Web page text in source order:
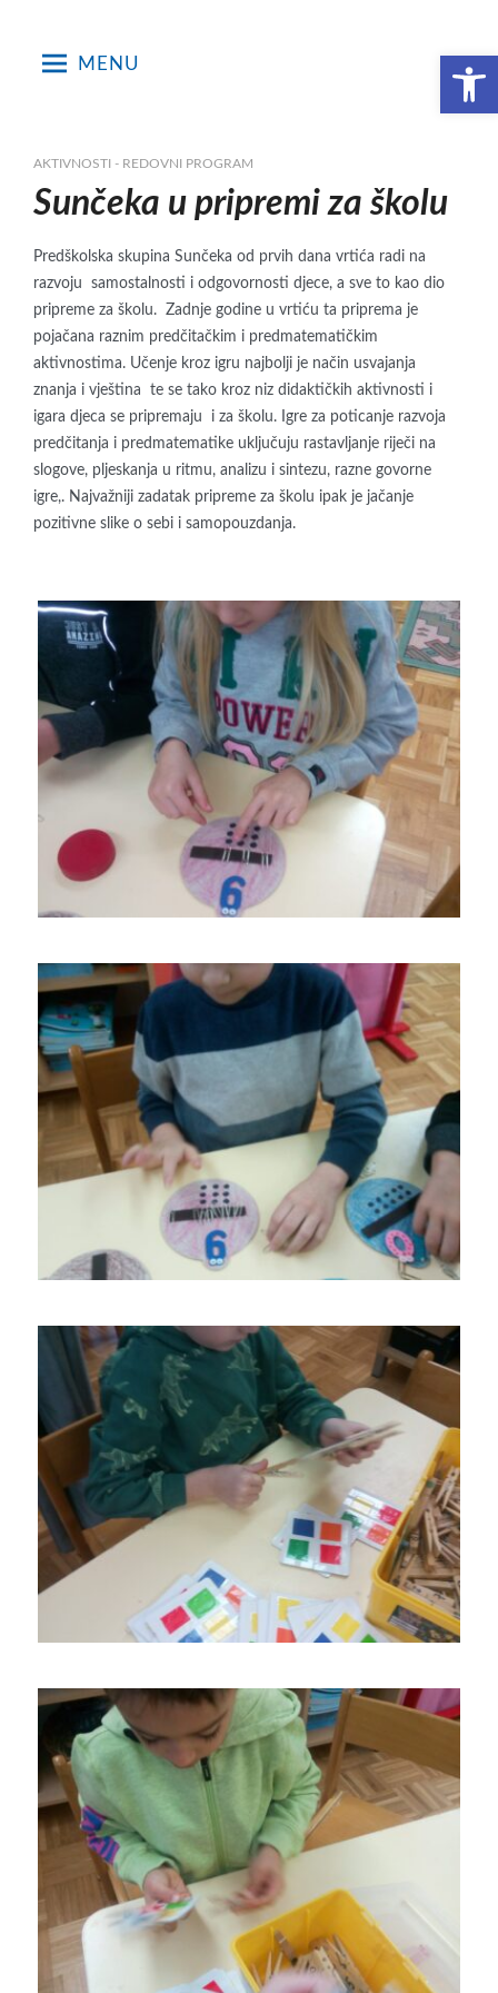
Open toolbar
MENU
AKTIVNOSTI - REDOVNI PROGRAM
Sunčeka u pripremi za školu
Predškolska skupina Sunčeka od prvih dana vrtića radi na
razvoju samostalnosti i odgovornosti djece, a sve to kao dio
pripreme za školu. Zadnje godine u vrtiću ta priprema je
pojačana raznim predčitačkim i predmatematičkim
aktivnostima. Učenje kroz igru najbolji je način usvajanja
znanja i vještina te se tako kroz niz didaktičkih aktivnosti i
igara djeca se pripremaju i za školu. Igre za poticanje razvoja
predčitanja i predmatematike uključuju rastavljanje riječi na
slogove, pljeskanja u ritmu, analizu i sintezu, razne govorne
igre,. Najvažniji zadatak pripreme za školu ipak je jačanje
pozitivne slike o sebi i samopouzdanja.